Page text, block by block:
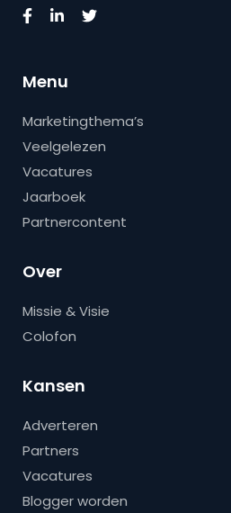
Menu
Marketingthema’s
Veelgelezen
Vacatures
Jaarboek
Partnercontent
Over
Missie & Visie
Colofon
Kansen
Adverteren
Partners
Vacatures
Blogger worden